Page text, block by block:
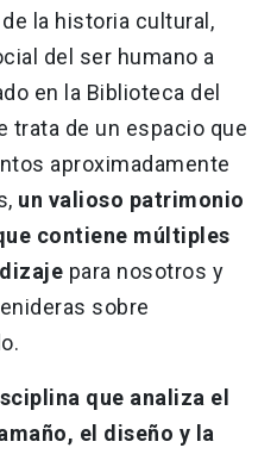
la historia cultural,
del ser humano a
en la Biblioteca del
trata de un espacio que
aproximadamente
un valioso patrimonio
contiene múltiples
para nosotros y
sobre
que analiza el
el diseño y la